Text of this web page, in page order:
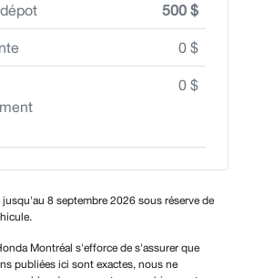
500 $
0 $
0 $
8 septembre 2026 sous réserve de
Montréal s'efforce de s'assurer que
publiées ici sont exactes, nous ne